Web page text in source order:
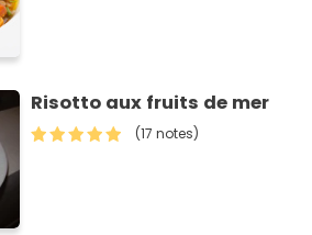
Risotto aux fruits de mer
(17 notes)